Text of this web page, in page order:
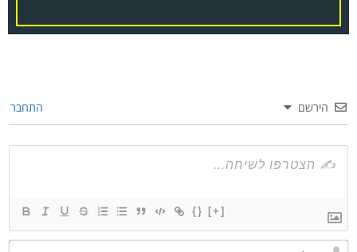
הירשם התחבר
{}